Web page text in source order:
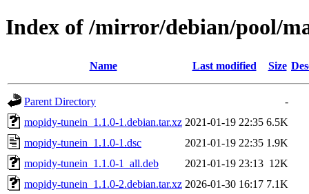
Index of /mirror/debian/pool/
Name Last modified Size
Parent Directory
-
mopidy-tunein_1.1.0-1.debian.tar.xz 2021-01-19 22:35 6.5K
mopidy-tunein_1.1.0-1.dsc
2021-01-19 22:35 1.9K
mopidy-tunein_1.1.0-1_all.deb
2021-01-19 23:13 12K
mopidy-tunein_1.1.0-2.debian.tar.xz 2026-01-30 16:17 7.1K